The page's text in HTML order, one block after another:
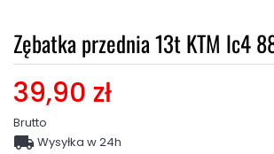
Zębatka przednia 13t KTM lc4
39,90 zł
Brutto
 Wysyłka w 24h